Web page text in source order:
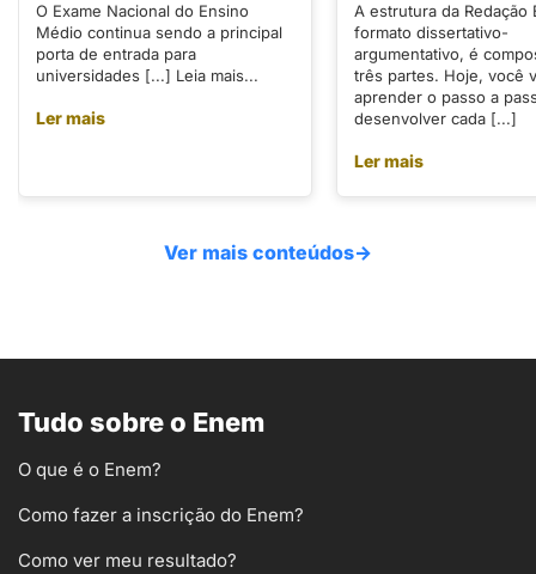
O Exame Nacional do Ensino
Médio continua sendo a principal
porta de entrada para
universidades [...] Leia mais...
Ler mais
A estrutura da Redação
formato dissertativo-
argumentativo, é
três partes. Hoje, você
aprender o passo a
desenvolver cada [...]
Ler mais
Ver mais conteúdos→
Tudo sobre o Enem
O que é o Enem?
Como fazer a inscrição do Enem?
Como ver meu resultado?